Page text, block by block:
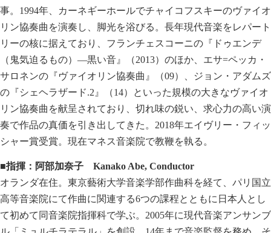
事。1994年、カーネギーホールでチャイコフスキーのヴァイオ
リン協奏曲を演奏し、脚光を浴びる。長年現代音楽をレパート
リーの核に据えており、フランチェスコーニの『ドゥエンデ
（鬼気迫るもの）―黒い音』（2013）のほか、エサ=ペッカ・
サロネンの『ヴァイオリン協奏曲』（09）、ジョン・アダムズ
の『シェヘラザード.2』（14）といった規模の大きなヴァイオ
リン協奏曲を献呈されており、切れ味の鋭い、求心力の高い演
奏で作品の真価を引き出してきた。2018年エイヴリー・フィッ
シャー賞受賞。現在マネス音楽院で教鞭を執る。
■指揮：阿部加奈子 Kanako Abe, Conductor
オランダ在住。東京藝術大学音楽学部作曲科を経て、パリ国立
高等音楽院にて作曲に関連する6つの課程とともに日本人とし
て初めて同音楽院指揮科で学ぶ。2005年に現代音楽アンサンブ